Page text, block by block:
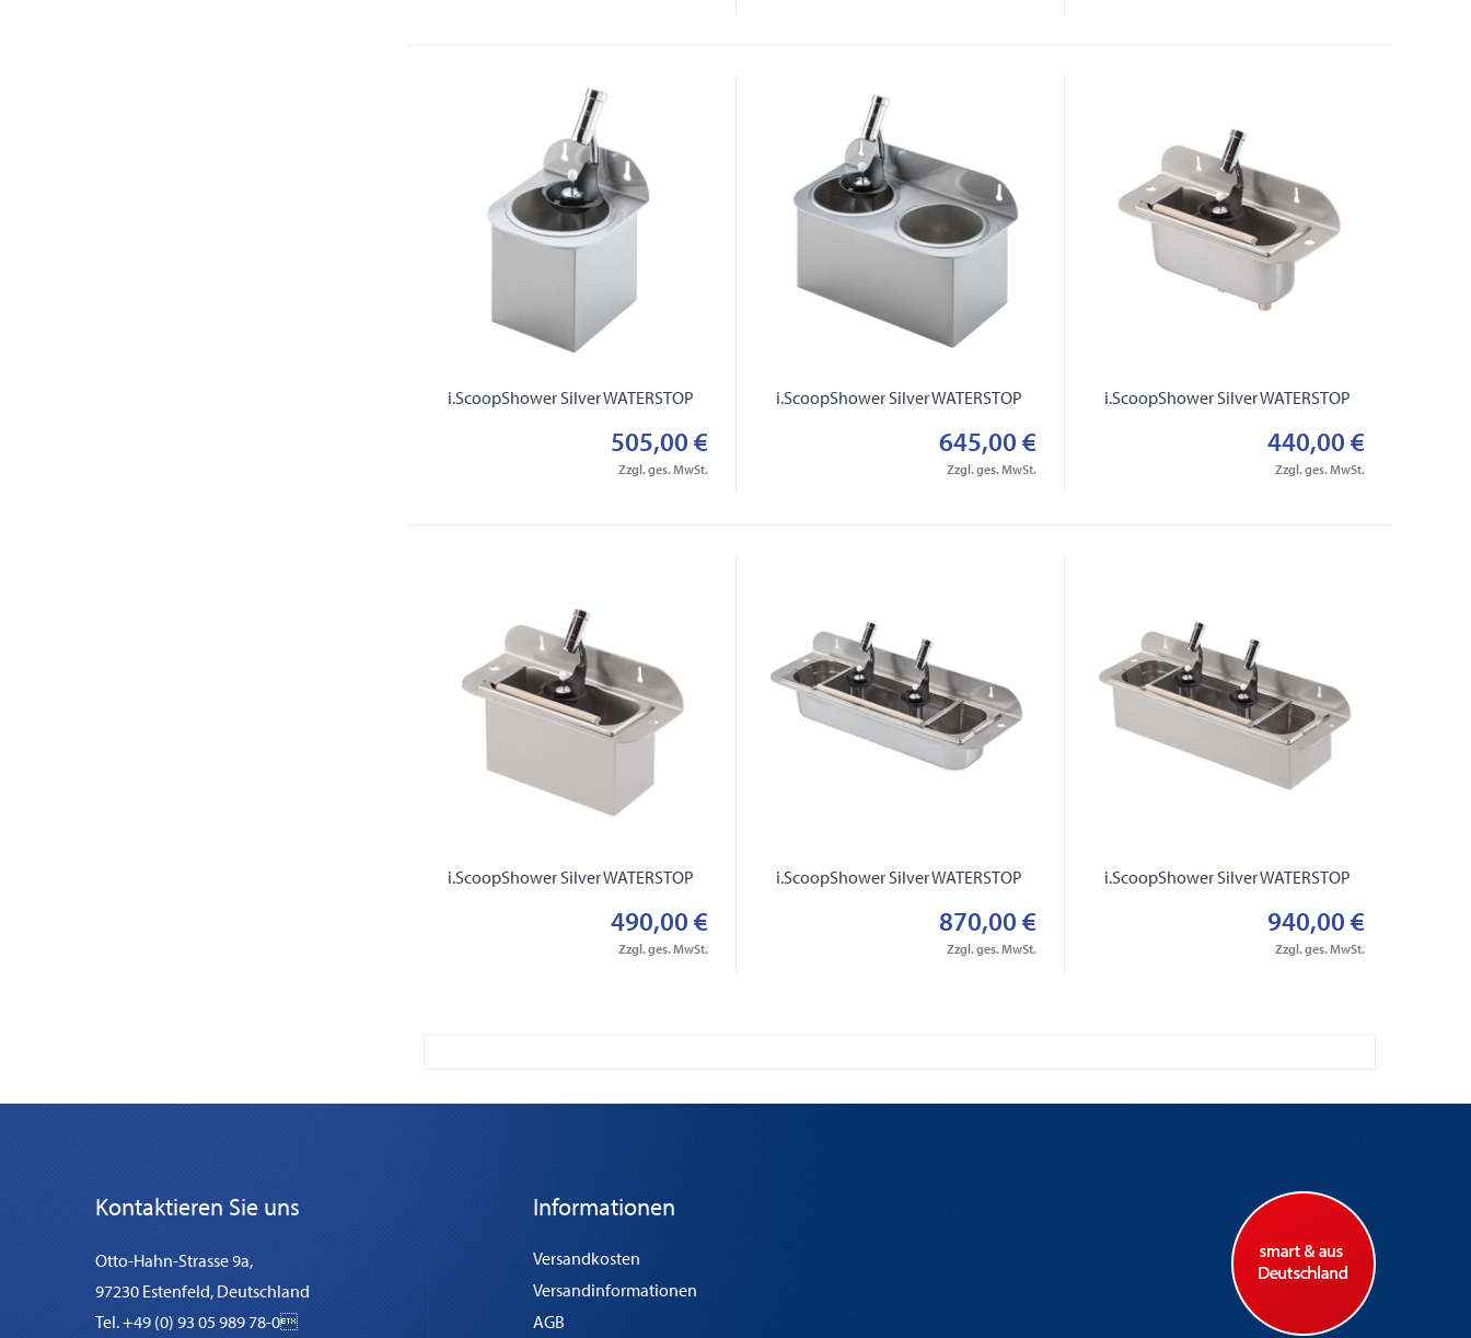
i.ScoopShower Silver WATERSTOP
505,00 €
Zzgl. ges. MwSt.
i.ScoopShower Silver WATERSTOP
645,00 €
Zzgl. ges. MwSt.
i.ScoopShower Silver WATERSTOP
440,00 €
Zzgl. ges. MwSt.
i.ScoopShower Silver WATERSTOP
490,00 €
Zzgl. ges. MwSt.
i.ScoopShower Silver WATERSTOP
870,00 €
Zzgl. ges. MwSt.
i.ScoopShower Silver WATERSTOP
940,00 €
Zzgl. ges. MwSt.
Kontaktieren Sie uns
Otto-Hahn-Strasse 9a,
97230 Estenfeld, Deutschland
Tel. +49 (0) 93 05 989 78-0
Informationen
Versandkosten
Versandinformationen
AGB